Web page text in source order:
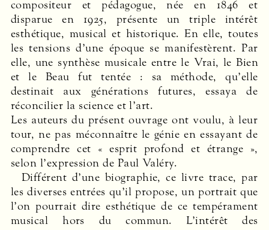
compositeur et pédagogue, née en 1846 et
disparue en 1925, présente un triple intérêt
esthétique, musical et historique. En elle, toutes
les tensions d’une époque se manifestèrent. Par
elle, une synthèse musicale entre le Vrai, le Bien
et le Beau fut tentée : sa méthode, qu’elle
destinait aux générations futures, essaya de
réconcilier la science et l’art.
Les auteurs du présent ouvrage ont voulu, à leur
tour, ne pas méconnaître le génie en essayant de
comprendre cet « esprit profond et étrange »,
selon l’expression de Paul Valéry.
Différent d’une biographie, ce livre trace, par
les diverses entrées qu’il propose, un portrait que
l’on pourrait dire esthétique de ce tempérament
musical hors du commun. L’intérêt des